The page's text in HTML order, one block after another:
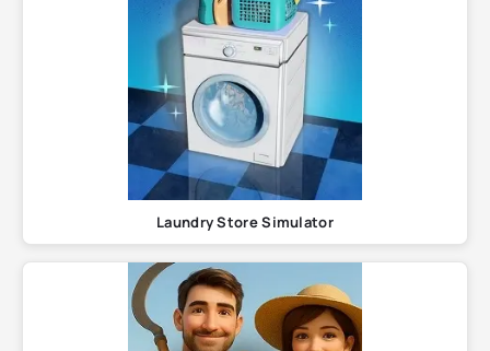
Laundry Store Simulator